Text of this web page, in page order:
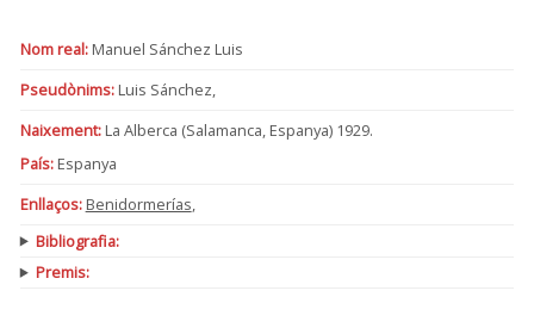
Nom real:Manuel Sánchez Luis
Pseudònims:Luis Sánchez,
Naixement:La Alberca (Salamanca, Espanya) 1929.
País:Espanya
Enllaços: Benidormerías,
Bibliografia:
Premis: